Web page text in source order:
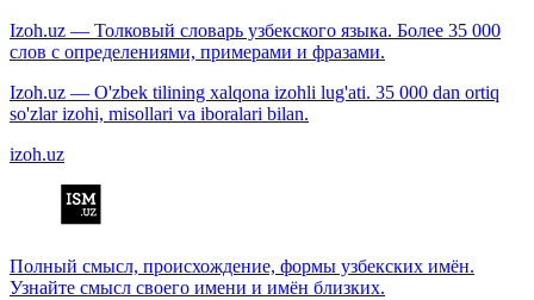
Izoh.uz — Толковый словарь узбекского языка. Более 35 000
слов с определениями, примерами и фразами.
Izoh.uz — O'zbek tilining xalqona izohli lug'ati. 35 000 dan ortiq
so'zlar izohi, misollari va iboralari bilan.
izoh.uz
Полный смысл, происхождение, формы узбекских имён.
Узнайте смысл своего имени и имён близких.